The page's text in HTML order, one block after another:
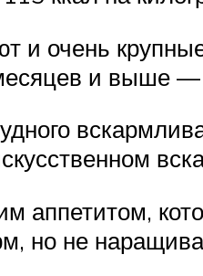
и очень
и выше —
аппетитом,
но не